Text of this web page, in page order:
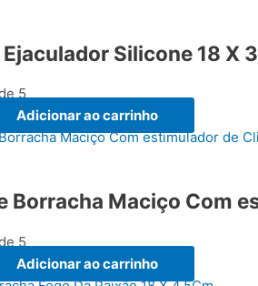
Silicone 18 X
5
Adicionar ao carrinho
Borracha Maciço Com
5
Adicionar ao carrinho